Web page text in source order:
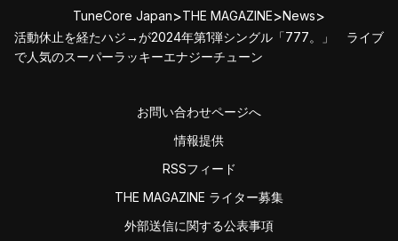
TuneCore Japan>THE MAGAZINE>News>
活動休止を経たハジ→が2024年第1弾シングル「777。」 ライブ
で人気のスーパーラッキーエナジーチューン
お問い合わせページへ
情報提供
RSSフィード
THE MAGAZINE ライター募集
外部送信に関する公表事項